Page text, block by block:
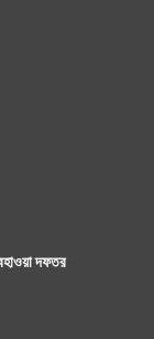
দফতর